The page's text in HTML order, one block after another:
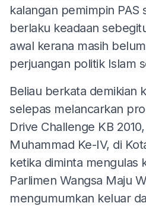
kalangan pemimpin PAS
berlaku keadaan
awal kerana masih
perjuangan politik Islam
Beliau berkata demikian
selepas melancarkan
Drive Challenge KB
Muhammad Ke-IV, di
ketika diminta mengulas
Parlimen Wangsa Maju
mengumumkan keluar